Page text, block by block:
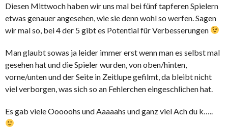
Diesen Mittwoch haben wir uns mal bei fünf tapferen Spielern
etwas genauer angesehen, wie sie denn wohl so werfen. Sagen
wir mal so, bei 4 der 5 gibt es Potential für Verbesserungen
Man glaubt sowas ja leider immer erst wenn man es selbst mal
gesehen hat und die Spieler wurden, von oben/hinten,
vorne/unten und der Seite in Zeitlupe gefilmt, da bleibt nicht
viel verborgen, was sich so an Fehlerchen eingeschlichen hat.
Es gab viele Ooooohs und Aaaaahs und ganz viel Ach du k…..